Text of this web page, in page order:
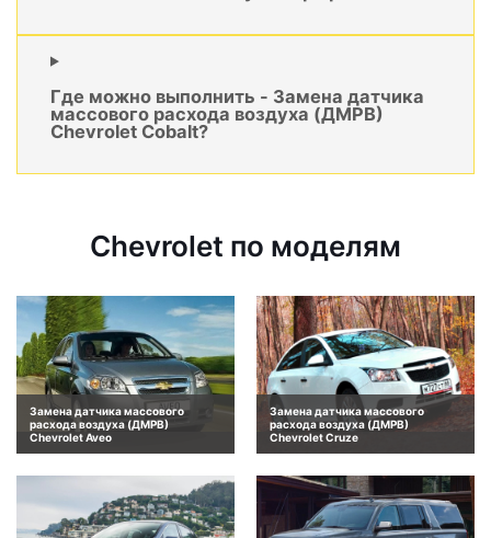
Где можно выполнить - Замена датчика
массового расхода воздуха (ДМРВ)
Chevrolet Cobalt?
Chevrolet по моделям
Замена датчика массового
расхода воздуха (ДМРВ)
Chevrolet Aveo
Замена датчика массового
расхода воздуха (ДМРВ)
Chevrolet Cruze